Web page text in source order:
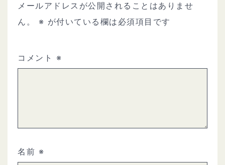
メールアドレスが公開されることはありませ
ん。
※ が付いている欄は必須項目です
コメント ※
名前 ※